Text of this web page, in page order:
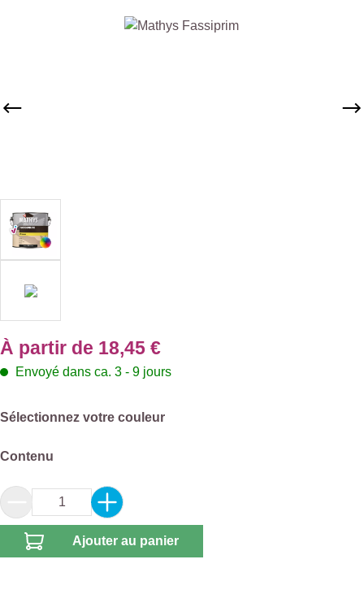
Ignorer la galerie d'images
À partir de 18,45 €
Envoyé dans ca. 3 - 9 jours
Sélectionnez
Sélectionnez votre couleur
Sélectionnez
Contenu
Quantité de produit : Entrez la quantité
Ajouter au panier